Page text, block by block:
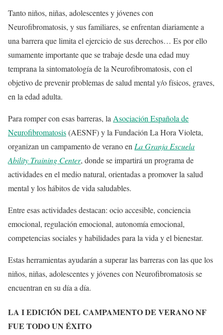
Tanto niños, niñas, adolescentes y jóvenes con
Neurofibromatosis, y sus familiares, se enfrentan diariamente a
una barrera que limita el ejercicio de sus derechos… Es por ello
sumamente importante que se trabaje desde una edad muy
temprana la sintomatología de la Neurofibromatosis, con el
objetivo de prevenir problemas de salud mental y/o físicos, graves,
en la edad adulta.
Para romper con esas barreras, la Asociación Española de
Neurofibromatosis(AESNF) y la Fundación La Hora Violeta,
organizan un campamento de verano en LaGranja Escuela
Ability Training Center, donde se impartirá un programa de
actividades en el medio natural, orientadas a promover la salud
mental y los hábitos de vida saludables.
Entre esas actividades destacan: ocio accesible, conciencia
emocional, regulación emocional, autonomía emocional,
competencias sociales y habilidades para la vida y el bienestar.
Estas herramientas ayudarán a superar las barreras con las que los
niños, niñas, adolescentes y jóvenes con Neurofibromatosis se
encuentran en su día a día.
LA I EDICIÓN DEL CAMPAMENTO DE VERANO NF
FUE TODO UN ÉXITO